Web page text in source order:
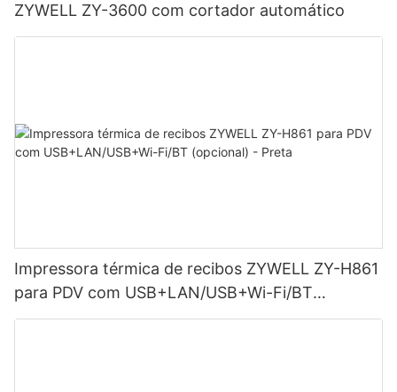
ZYWELL ZY-3600 com cortador automático
Impressora térmica de recibos ZYWELL ZY-H861
para PDV com USB+LAN/USB+Wi-Fi/BT
(opcional) - Preta